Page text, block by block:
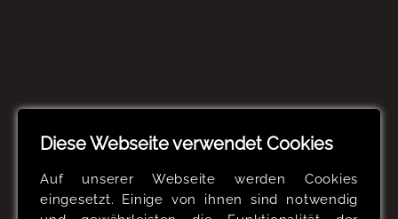
Diese Webseite verwendet Cookies
Auf unserer Webseite werden Cookies
eingesetzt. Einige von ihnen sind notwendig